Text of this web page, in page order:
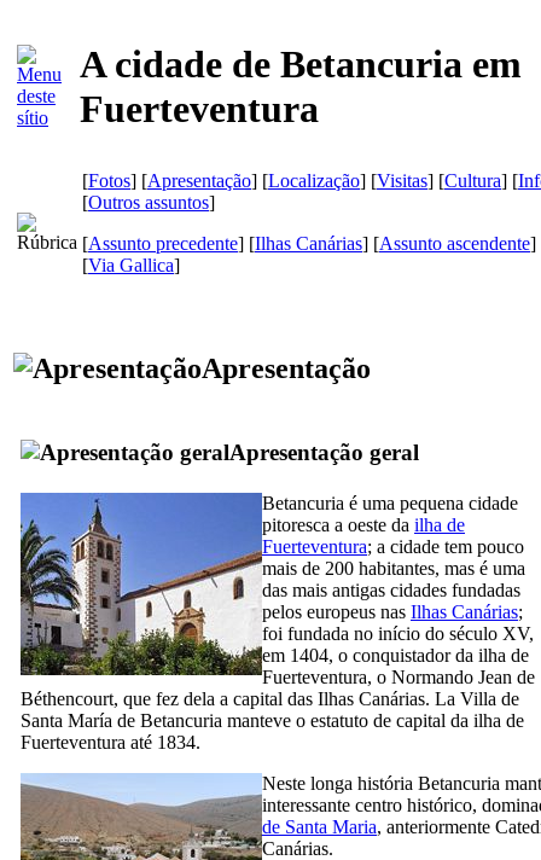
A cidade de Betancuria em
Fuerteventura
[Fotos] [Apresentação] [Localização] [Visitas] [Cultura] [
[Outros assuntos]
[Assunto precedente] [Ilhas Canárias] [Assunto ascendente]
[Via Gallica]
Apresentação
Apresentação geral
Betancuria é uma pequena cidade
pitoresca a oeste da ilha de
Fuerteventura; a cidade tem pouco
mais de 200 habitantes, mas é uma
das mais antigas cidades fundadas
pelos europeus nas Ilhas Canárias;
foi fundada no início do século XV,
em 1404, o conquistador da ilha de
Fuerteventura, o Normando Jean de
Béthencourt, que fez dela a capital das Ilhas Canárias. La Villa de
Santa María de Betancuria manteve o estatuto de capital da ilha de
Fuerteventura até 1834.
Neste longa história Betancuria
interessante centro histórico,
de Santa Maria, anteriormente
Canárias.